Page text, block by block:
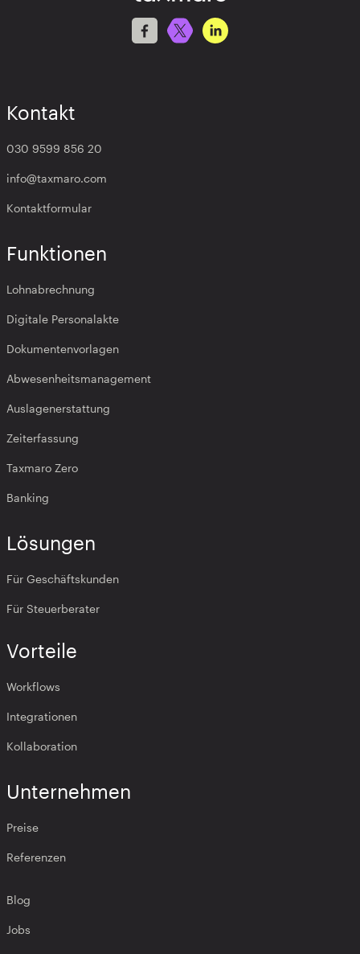
Kontakt
030 9599 856 20
info@taxmaro.com
Kontaktformular
Funktionen
Lohnabrechnung
Digitale Personalakte
Dokumentenvorlagen
Abwesenheitsmanagement
Auslagenerstattung
Zeiterfassung
Taxmaro Zero
Banking
Lösungen
Für Geschäftskunden
Für Steuerberater
Vorteile
Workflows
Integrationen
Kollaboration
Unternehmen
Preise
Referenzen
Blog
Jobs